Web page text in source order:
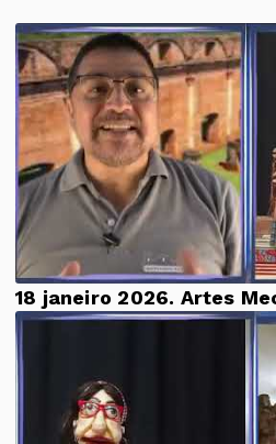
18 janeiro 2026. Artes